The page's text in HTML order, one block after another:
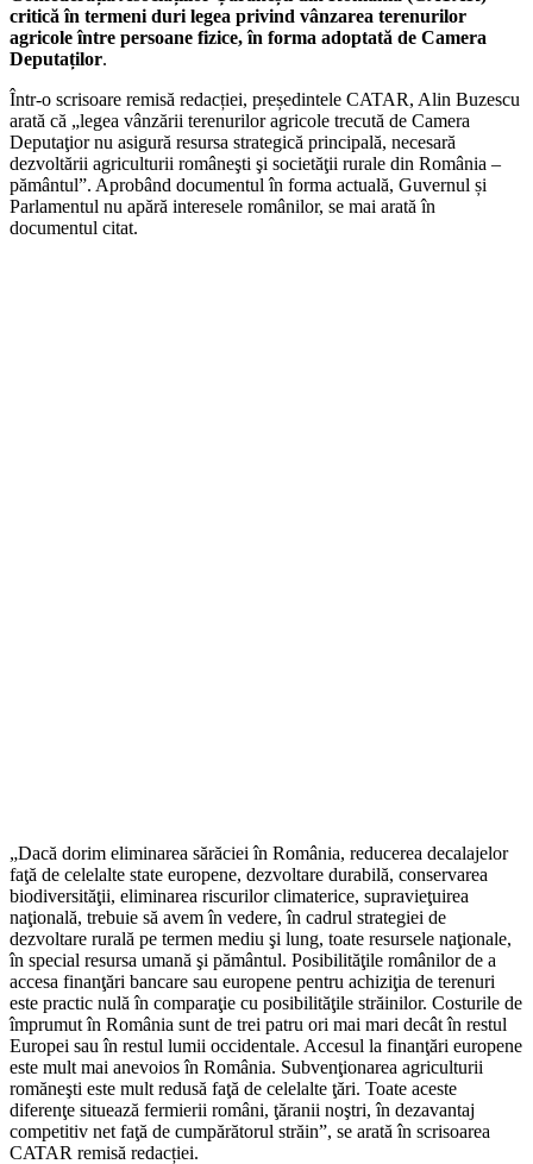
critică în termeni duri legea privind vânzarea terenurilor
agricole între persoane fizice, în forma adoptată de Camera
Deputaților.
Într-o scrisoare remisă redacției, președintele CATAR, Alin Buzescu
arată că „legea vânzării terenurilor agricole trecută de Camera
Deputaţior nu asigură resursa strategică principală, necesară
dezvoltării agriculturii româneşti şi societăţii rurale din România –
pământul”. Aprobând documentul în forma actuală, Guvernul și
Parlamentul nu apără interesele românilor, se mai arată în
documentul citat.
„Dacă dorim eliminarea sărăciei în România, reducerea decalajelor
faţă de celelalte state europene, dezvoltare durabilă, conservarea
biodiversităţii, eliminarea riscurilor climaterice, supravieţuirea
naţională, trebuie să avem în vedere, în cadrul strategiei de
dezvoltare rurală pe termen mediu şi lung, toate resursele naţionale,
în special resursa umană şi pământul. Posibilităţile românilor de a
accesa finanţări bancare sau europene pentru achiziţia de terenuri
este practic nulă în comparaţie cu posibilităţile străinilor. Costurile de
împrumut în România sunt de trei patru ori mai mari decât în restul
Europei sau în restul lumii occidentale. Accesul la finanţări europene
este mult mai anevoios în România. Subvenţionarea agriculturii
romăneşti este mult redusă faţă de celelalte ţări. Toate aceste
diferenţe situează fermierii români, ţăranii noştri, în dezavantaj
competitiv net faţă de cumpărătorul străin”, se arată în scrisoarea
CATAR remisă redacției.